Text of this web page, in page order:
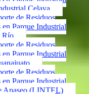
Celaya
de Residuos
en Parque Industrial
Río
de Residuos
en Parque Industrial
de Residuos
en Parque Industrial
Apaseo (LINTEL)